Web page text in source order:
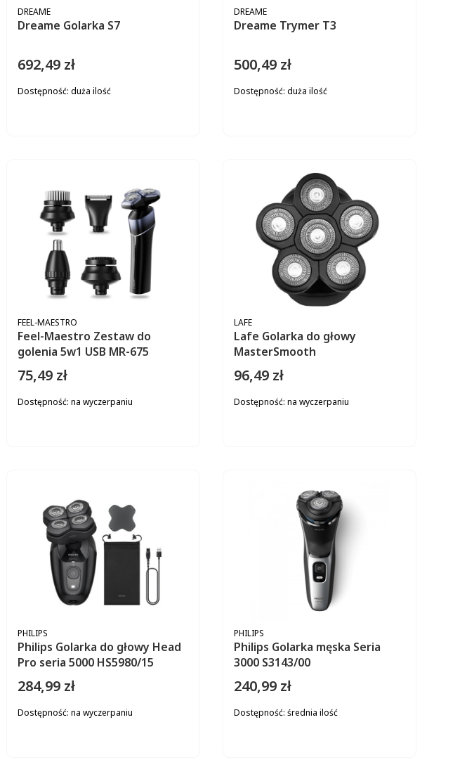
Dreame Golarka S7
PRODUCENT
DREAME
Cena
692,49 zł
Dostępność: duża ilość
Dreame Trymer T3
PRODUCENT
DREAME
Cena
500,49 zł
Dostępność: duża ilość
Feel-Maestro Zestaw do
golenia 5w1 USB MR-675
PRODUCENT
FEEL-MAESTRO
Cena
75,49 zł
Dostępność: na wyczerpaniu
Lafe Golarka do głowy
MasterSmooth
PRODUCENT
LAFE
Cena
96,49 zł
Dostępność: na wyczerpaniu
Philips Golarka do głowy Head
Pro seria 5000 HS5980/15
PRODUCENT
PHILIPS
Cena
284,99 zł
Dostępność: na wyczerpaniu
Philips Golarka męska Seria
3000 S3143/00
PRODUCENT
PHILIPS
Cena
240,99 zł
Dostępność: średnia ilość